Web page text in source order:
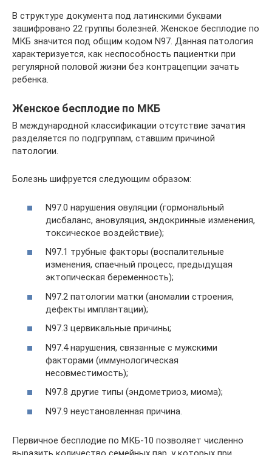
В структуре документа под латинскими буквами
зашифровано 22 группы болезней. Женское бесплодие по
МКБ значится под общим кодом N97. Данная патология
характеризуется, как неспособность пациентки при
регулярной половой жизни без контрацепции зачать
ребенка.
Женское бесплодие по МКБ
В международной классификации отсутствие зачатия
разделяется по подгруппам, ставшим причиной
патологии.
Болезнь шифруется следующим образом:
N97.0 нарушения овуляции (гормональный
дисбаланс, ановуляция, эндокринные изменения,
токсическое воздействие);
N97.1 трубные факторы (воспалительные
изменения, спаечный процесс, предыдущая
эктопическая беременность);
N97.2 патологии матки (аномалии строения,
дефекты имплантации);
N97.3 цервикальные причины;
N97.4 нарушения, связанные с мужскими
факторами (иммунологическая
несовместимость);
N97.8 другие типы (эндометриоз, миома);
N97.9 неустановленная причина.
Первичное бесплодие по МКБ-10 позволяет численно